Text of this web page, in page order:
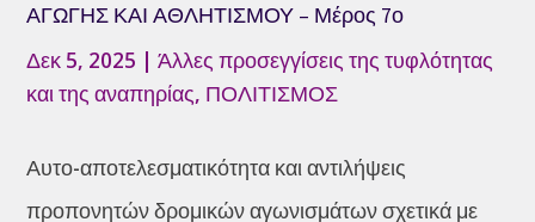
ΑΓΩΓΗΣ ΚΑΙ ΑΘΛΗΤΙΣΜΟΥ – Μέρος 7ο
Δεκ 5, 2025 |Άλλες προσεγγίσεις της τυφλότητας
και της αναπηρίας, ΠΟΛΙΤΙΣΜΟΣ
Αυτο-αποτελεσματικότητα και αντιλήψεις
προπονητών δρομικών αγωνισμάτων σχετικά με